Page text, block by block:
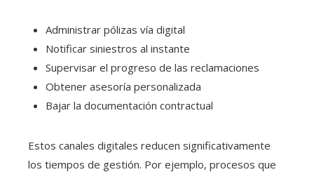
Administrar pólizas vía digital
Notificar siniestros al instante
Supervisar el progreso de las reclamaciones
Obtener asesoría personalizada
Bajar la documentación contractual
Estos canales digitales reducen significativamente
los tiempos de gestión. Por ejemplo, procesos que